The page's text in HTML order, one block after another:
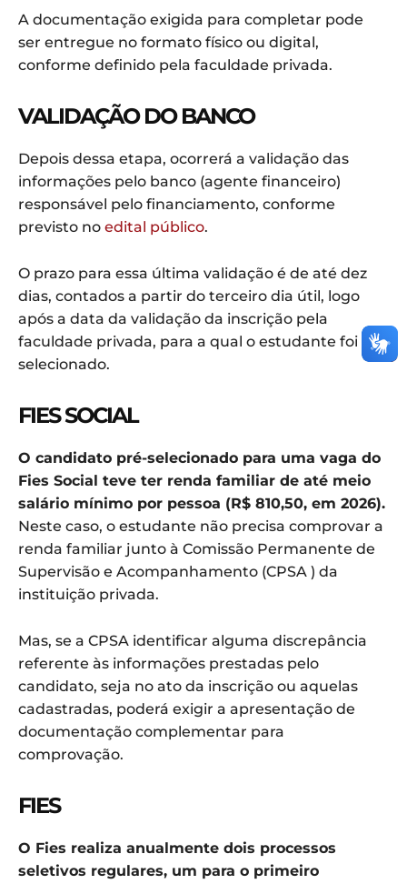
A documentação exigida para completar pode
ser entregue no formato físico ou digital,
conforme definido pela faculdade privada.
VALIDAÇÃO DO BANCO
Depois dessa etapa, ocorrerá a validação das
informações pelo banco (agente financeiro)
responsável pelo financiamento, conforme
previsto no edital público.
O prazo para essa última validação é de até dez
dias, contados a partir do terceiro dia útil, logo
após a data da validação da inscrição pela
faculdade privada, para a qual o estudante foi
selecionado.
FIES SOCIAL
O candidato pré-selecionado para uma vaga do
Fies Social teve ter renda familiar de até meio
salário mínimo por pessoa (R$ 810,50, em 2026).
Neste caso, o estudante não precisa comprovar a
renda familiar junto à Comissão Permanente de
Supervisão e Acompanhamento (CPSA ) da
instituição privada.
Mas, se a CPSA identificar alguma discrepância
referente às informações prestadas pelo
candidato, seja no ato da inscrição ou aquelas
cadastradas, poderá exigir a apresentação de
documentação complementar para
comprovação.
FIES
O Fies realiza anualmente dois processos
seletivos regulares, um para o primeiro